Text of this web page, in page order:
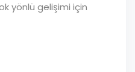
yönlü gelişimi için